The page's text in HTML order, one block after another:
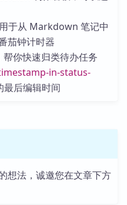
于从 Markdown 笔记中
茄钟计时器
帮你快速归类待办任务
in-status-
最后编辑时间
想法，诚邀您在文章下方